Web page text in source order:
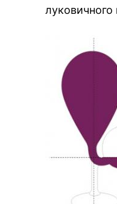
луковичного